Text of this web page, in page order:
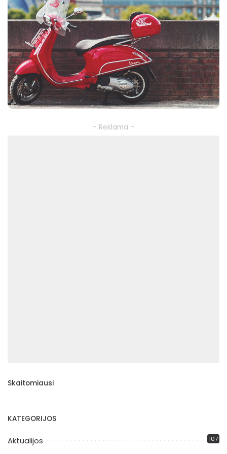
– Reklama –
Skaitomiausi
KATEGORIJOS
Aktualijos 107